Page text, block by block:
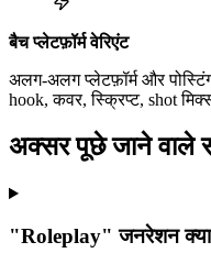
बैच प्लेटफ़ॉर्म वेरिएंट
अलग-अलग प्लेटफ़ॉर्म और
hook, कवर, स्क्रिप्ट, shot
अक्सर पूछे जाने वाले
"Roleplay" जनरेशन